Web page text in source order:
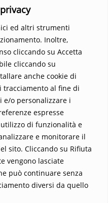
ed altri strumenti
Inoltre,
cliccando su Accetta
cliccando su
anche cookie di
al fine di
e/o personalizzare i
espresse
di funzionalità e
e monitorare il
sito. Cliccando su Rifiuta
vengono lasciate
può continuare senza
diversi da quello
il libro e lascia che la
10 €, 25 €… il tuo contributo
Ginotta, scrittore
Catechesi